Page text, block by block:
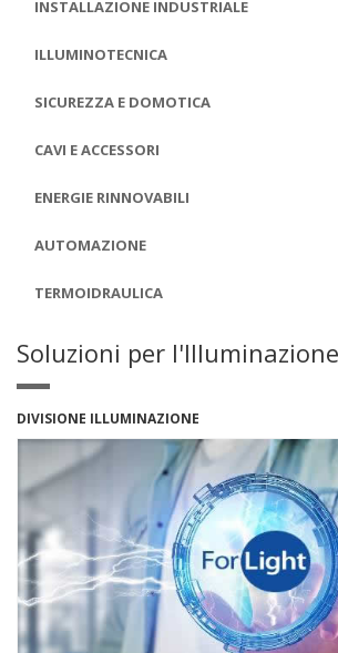
INSTALLAZIONE INDUSTRIALE
ILLUMINOTECNICA
SICUREZZA E DOMOTICA
CAVI E ACCESSORI
ENERGIE RINNOVABILI
AUTOMAZIONE
TERMOIDRAULICA
Soluzioni per
DIVISIONE ILLUMINAZIONE